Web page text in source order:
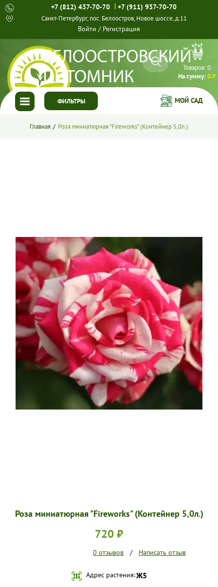
+7 (812) 437-70-70 | +7 (911) 937-70-70
Санкт-Петербург, пос. Белоостров, Новое шоссе, д.11
Войти / Регистрация
Товаров:0
На сумму:0 ₽
ФИЛЬТРЫ
ГЛАВНАЯ
УСЛОВИЯ РАБОТЫ
КОНТАКТЫ
МОЙ САД
Главная Роза миниатюрная "Fireworks" (Контейнер 5,0л.)
Роза миниатюрная "Fireworks" (Контейнер 5,0л.)
720 ₽
0 отзывов / Написать отзыв
Адрес растения:Ж5